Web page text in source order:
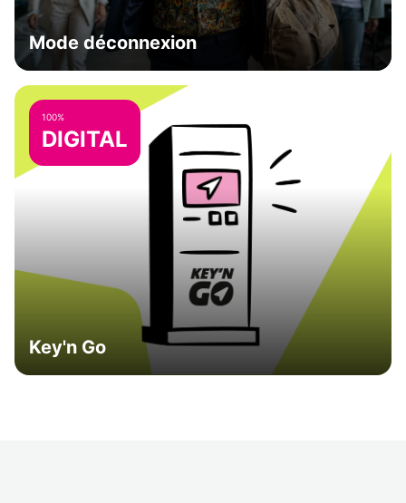
Mode déconnexion
100%
DIGITAL
Key'n Go